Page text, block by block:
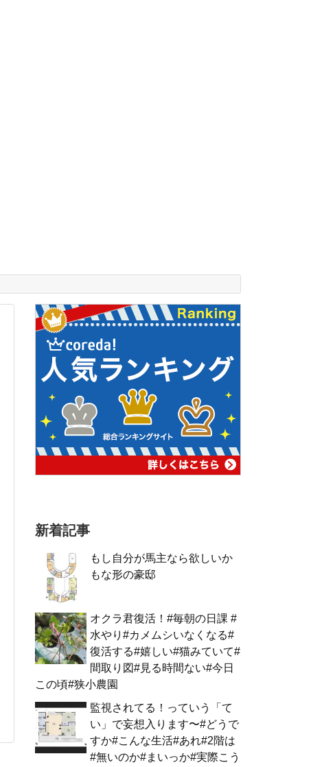
新着記事
もし自分が馬主なら欲しいか
もな形の豪邸
オクラ君復活！#毎朝の日課 #
水やり#カメムシいなくなる#
復活する#嬉しい#猫みていて#
間取り図#見る時間ない#今日
この頃#狭小農園
監視されてる！っていう「て
い」で妄想入ります〜#どうで
すか#こんな生活#あれ#2階は
#無いのか#まいっか#実際こう